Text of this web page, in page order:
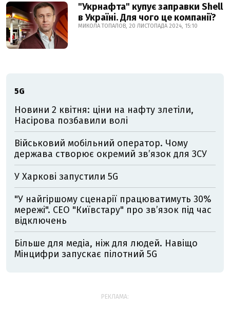
"Укрнафта" купує заправки Shell
в Україні. Для чого це компанії?
МИКОЛА ТОПАЛОВ, 20 ЛИСТОПАДА 2024, 15:10
5G
Новини 2 квітня: ціни на нафту злетіли,
Насірова позбавили волі
Військовий мобільний оператор. Чому
держава створює окремий зв’язок для ЗСУ
У Харкові запустили 5G
"У найгіршому сценарії працюватимуть 30%
мережі". CEO "Київстару" про зв’язок під час
відключень
Більше для медіа, ніж для людей. Навіщо
Мінцифри запускає пілотний 5G
РЕКЛАМА: